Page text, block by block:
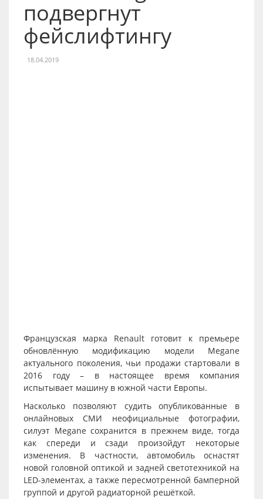
подвергнут
фейслифтингу
18.04.2019
Французская марка Renault готовит к премьере
обновлённую модификацию модели Megane
актуального поколения, чьи продажи стартовали в
2016 году – в настоящее время компания
испытывает машину в южной части Европы.
Насколько позволяют судить опубликованные в
онлайновых СМИ неофициальные фотографии,
силуэт Megane сохранится в прежнем виде, тогда
как спереди и сзади произойдут некоторые
изменения. В частности, автомобиль оснастят
новой головной оптикой и задней светотехникой на
LED-элементах, а также пересмотренной бамперной
группой и другой радиаторной решёткой.